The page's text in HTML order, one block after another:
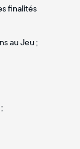
finalités
au Jeu ;